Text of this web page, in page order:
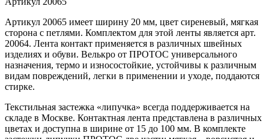
Артикул 20065 имеет ширину 20 мм, цвет сиреневый, мягкая
сторона с петлями. Комплектом для этой ленты является арт.
20064. Лента контакт применяется в различных швейных
изделиях и обуви. Велькро от ПРОТОС универсального
назначения, термо и износостойкие, устойчивы к различным
видам повреждений, легки в применении и уходе, поддаются
стирке.
Текстильная застежка «липучка» всегда поддерживается на
складе в Москве. Контактная лента представлена в различных
цветах и доступна в ширине от 15 до 100 мм. В комплекте